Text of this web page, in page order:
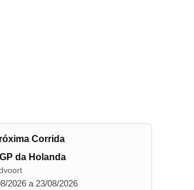
Corrida
GP da Holanda
2026 a 23/08/2026